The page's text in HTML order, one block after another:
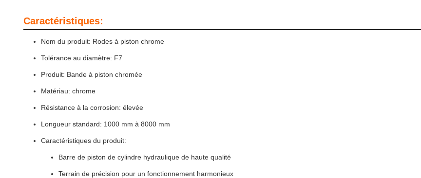
Caractéristiques:
Nom du produit: Rodes à piston chrome
Tolérance au diamètre: F7
Produit: Bande à piston chromée
Matériau: chrome
Résistance à la corrosion: élevée
Longueur standard: 1000 mm à 8000 mm
Caractéristiques du produit:
Barre de piston de cylindre hydraulique de haute qualité
Terrain de précision pour un fonctionnement harmonieux